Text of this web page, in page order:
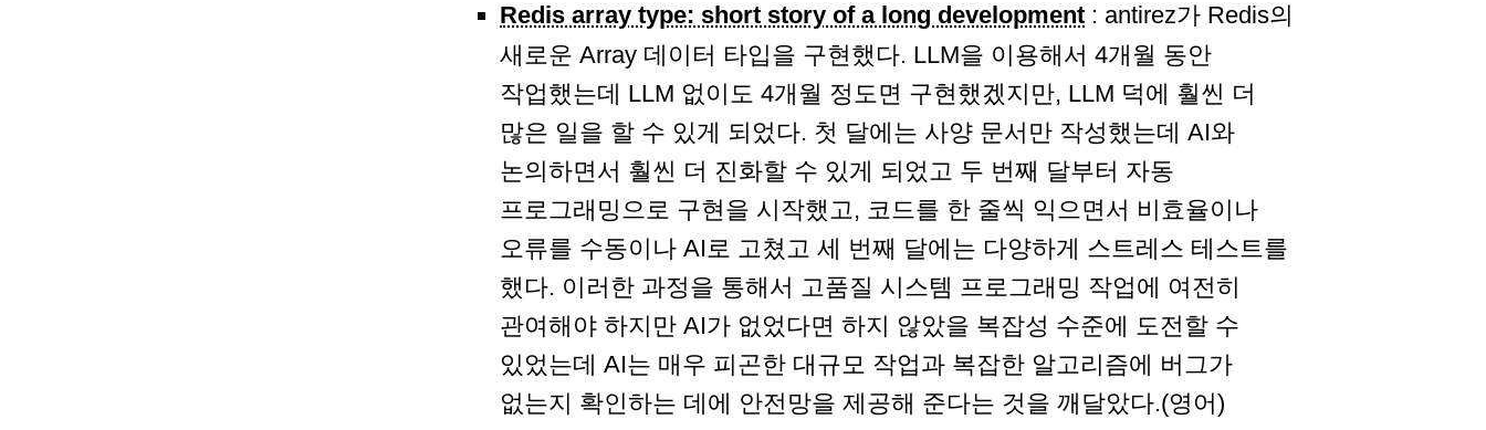
Redis array type: short story of a long development : antirez가 Redis의
새로운 Array 데이터 타입을 구현했다. LLM을 이용해서 4개월 동안
작업했는데 LLM 없이도 4개월 정도면 구현했겠지만, LLM 덕에 훨씬 더
많은 일을 할 수 있게 되었다. 첫 달에는 사양 문서만 작성했는데 AI와
논의하면서 훨씬 더 진화할 수 있게 되었고 두 번째 달부터 자동
프로그래밍으로 구현을 시작했고, 코드를 한 줄씩 익으면서 비효율이나
오류를 수동이나 AI로 고쳤고 세 번째 달에는 다양하게 스트레스 테스트를
했다. 이러한 과정을 통해서 고품질 시스템 프로그래밍 작업에 여전히
관여해야 하지만 AI가 없었다면 하지 않았을 복잡성 수준에 도전할 수
있었는데 AI는 매우 피곤한 대규모 작업과 복잡한 알고리즘에 버그가
없는지 확인하는 데에 안전망을 제공해 준다는 것을 깨달았다.(영어)